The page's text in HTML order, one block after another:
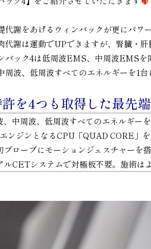
代謝をあげるウィンバックが更にパワ
代謝は運動でUPできますが、腎臓・
バック4は低周波EMS、中周波EMS
周波、低周波すべてのエネルギーを1
を4つも取得した最先
中周波、低周波すべてのエネルギー
ンジンとなるCPU「QUAD CORE」
ローブにモーションジェスチャーを
CETシステムで対極板不要。施術は